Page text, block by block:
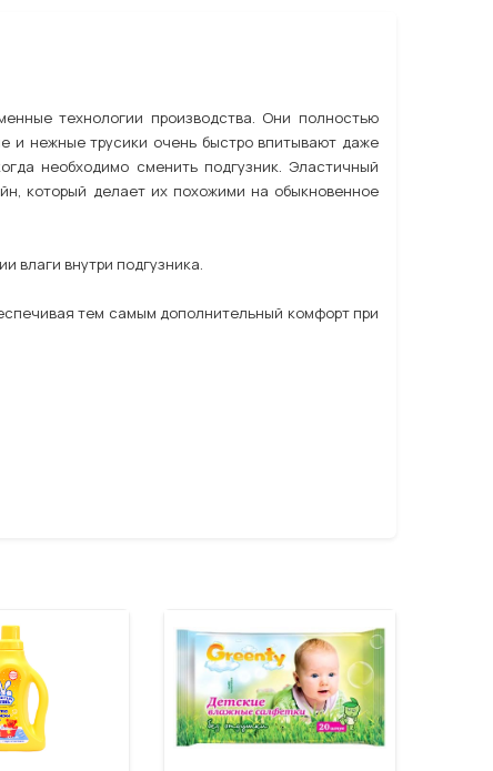
технологии производства. Они полностью
и нежные трусики очень быстро впитывают даже
необходимо сменить подгузник. Эластичный
который делает их похожими на обыкновенное
влаги внутри подгузника.
тем самым дополнительный комфорт при